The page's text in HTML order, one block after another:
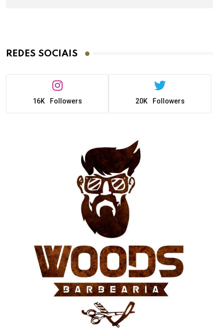
REDES SOCIAIS
16K Followers 20K Followers